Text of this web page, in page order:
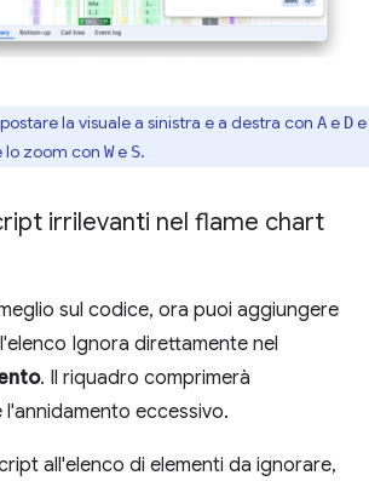
la visuale a sinistra e a destra con Ae De
zoom con We S.
irrilevanti nel flame chart
sul codice, ora puoi aggiungere
Ignora direttamente nel
. Il riquadro comprimerà
eccessivo.
all'elenco di elementi da ignorare,